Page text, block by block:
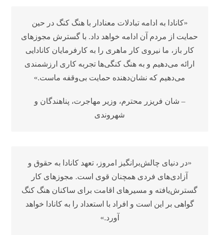
«کانادا به ادامه تبادلات معنادار با هنگ کنگ در حین
حمایت از مردم آن ادامه خواهد داد. با گسترش مجوزهای
کار باز، ما نیروی کار ماهری را به کارفرمایان کانادایی
ارائه می‌دهیم و به هنگ کنگی‌ها تجربه کاری ارزشمندی
می‌دهیم که نشان‌دهنده حمایت بی‌وقفه ماست.»
– شان فریزر محترم، وزیر مهاجرت، پناهندگان و
شهروندی
«در دنیای چالش‌برانگیز امروز، تعهد کانادا به حقوق و
آزادی‌های فردی همچنان قوی است. مجوزهای کار
گسترش‌یافته و مسیرهای اقامت برای ساکنان هنگ کنگ
گواهی بر این است و افراد با استعداد را به کانادا خواهد
آورد.»